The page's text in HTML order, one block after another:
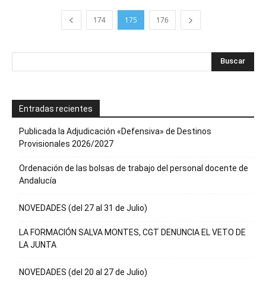
174 175 176
Entradas recientes
Publicada la Adjudicación «Defensiva» de Destinos
Provisionales 2026/2027
Ordenación de las bolsas de trabajo del personal docente de
Andalucía
NOVEDADES (del 27 al 31 de Julio)
LA FORMACIÓN SALVA MONTES, CGT DENUNCIA EL VETO DE
LA JUNTA
NOVEDADES (del 20 al 27 de Julio)